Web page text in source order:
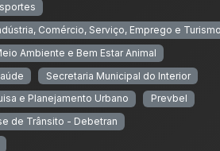
Comércio, Serviço, Emprego e
Ambiente e Bem Estar Animal
Secretaria Municipal do Interior
e Planejamento Urbano
Prevbel
de Trânsito - Debetran